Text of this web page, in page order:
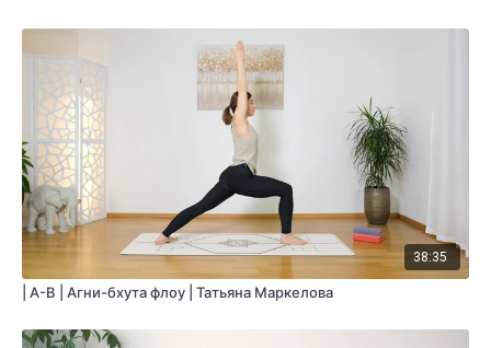
38:35
| A-B | Агни-бхута флоу | Татьяна Маркелова